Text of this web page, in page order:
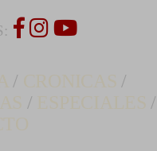
/
/
/
/